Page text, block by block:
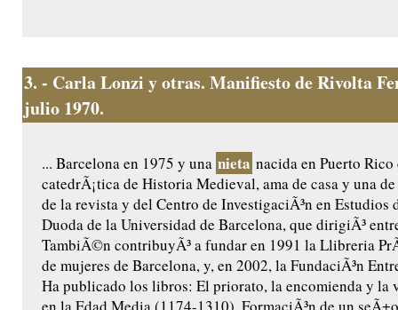
3. - Carla Lonzi y otras. Manifiesto de Rivolta
julio 1970.
... Barcelona en 1975 y una nieta nacida en Puerto Rico
catedrÃ¡tica de Historia Medieval, ama de casa y una
de la revista y del Centro de InvestigaciÃ³n en Estudios
Duoda de la Universidad de Barcelona, que dirigiÃ³
TambiÃ©n contribuyÃ³ a fundar en 1991 la Llibreria
de mujeres de Barcelona, y, en 2002, la FundaciÃ³n
Ha publicado los libros: El priorato, la encomienda y